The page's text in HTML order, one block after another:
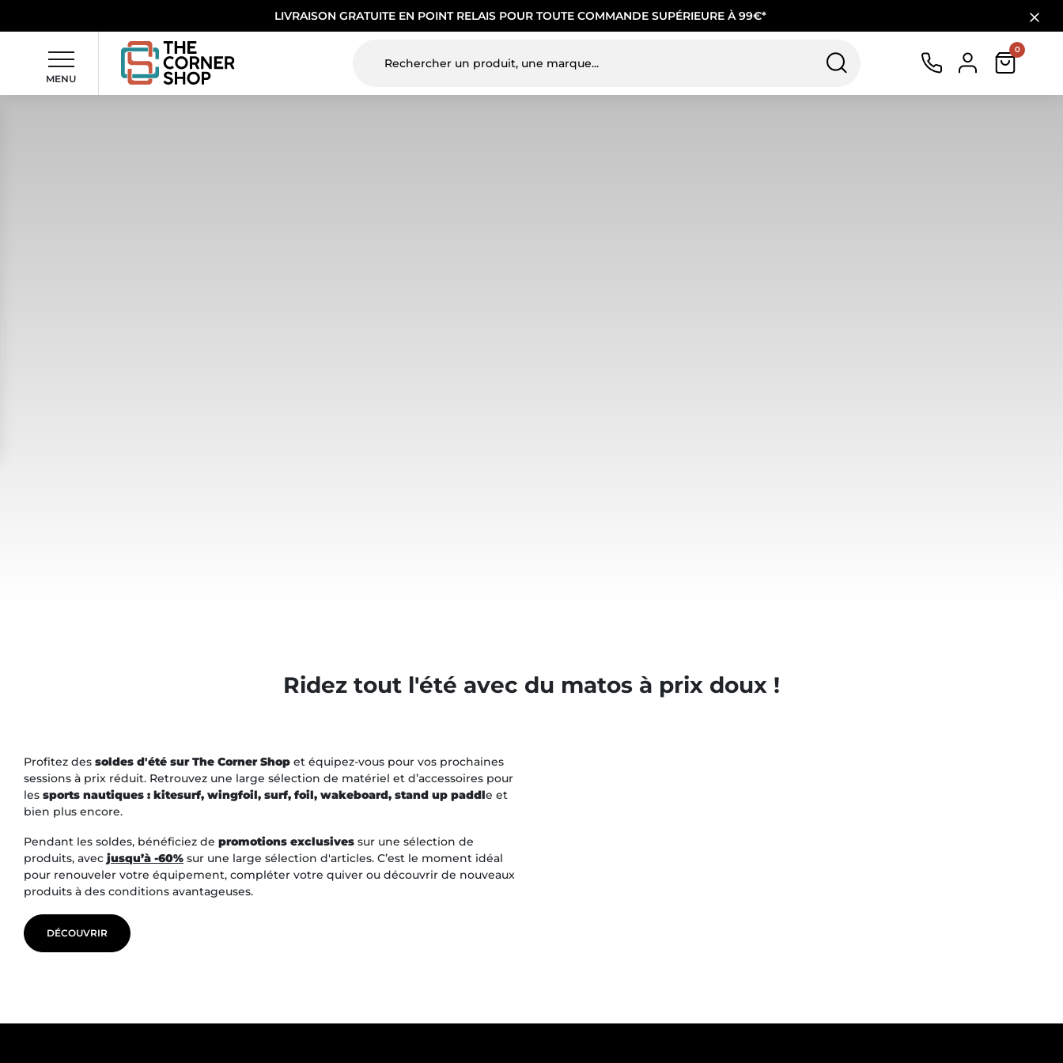
LIVRAISON GRATUITE EN POINT RELAIS POUR TOUTE COMMANDE SUPÉRIEURE À 99€*
MENU
0
Ridez tout l'été avec du matos à prix doux !
Profitez des soldes d'été sur The Corner Shop et équipez-vous pour vos prochaines
sessions à prix réduit. Retrouvez une large sélection de matériel et d’accessoires pour
les sports nautiques : kitesurf, wingfoil, surf, foil, wakeboard, stand up paddle et
bien plus encore.
Pendant les soldes, bénéficiez de promotions exclusives sur une sélection de
produits, avec jusqu’à -60% sur une large sélection d'articles. C’est le moment idéal
pour renouveler votre équipement, compléter votre quiver ou découvrir de nouveaux
produits à des conditions avantageuses.
DÉCOUVRIR